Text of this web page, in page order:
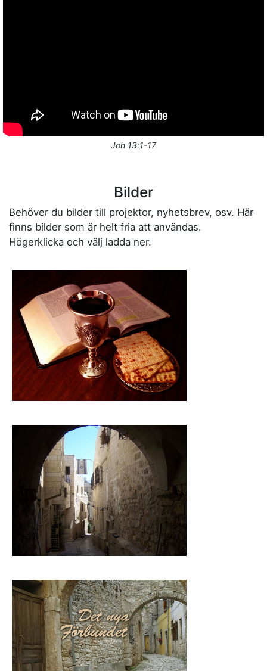
Joh 13:1-17
Bilder
Behöver du bilder till projektor, nyhetsbrev, osv. Här
finns bilder som är helt fria att användas.
Högerklicka och välj ladda ner.